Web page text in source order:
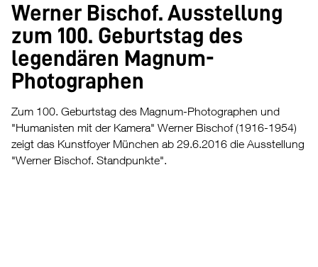
Werner Bischof. Ausstellung
zum 100. Geburtstag des
legendären Magnum-
Photographen
Zum 100. Geburtstag des Magnum-Photographen und
"Humanisten mit der Kamera" Werner Bischof (1916-1954)
zeigt das Kunstfoyer München ab 29.6.2016 die Ausstellung
"Werner Bischof. Standpunkte".